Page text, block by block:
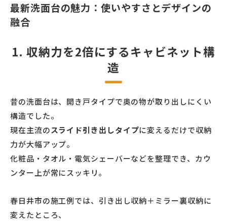
最新洗面台の魅力：使いやすさとデザインの
融合
1. 収納力を2倍にするキャビネット構
造
昔の洗面台は、開き戸タイプで奥の物が取り出しにくい
構造でした。
現在主流のスライド引き出しタイプに変えるだけで収納
力が大幅アップ。
化粧品・タオル・電気シェーバーなどを整理でき、カウ
ンター上が常にスッキリ。
春日井市の施工例では、引き出し収納＋ミラー裏収納に
変えたところ、